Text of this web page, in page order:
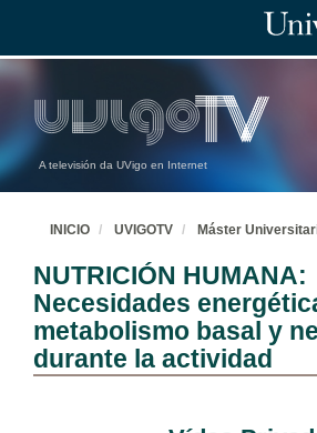
A televisión da UVigo en Internet
INICIO UVIGOTV Máster
NUTRICIÓN HUMANA:
Necesidades
metabolismo basal y
durante la actividad